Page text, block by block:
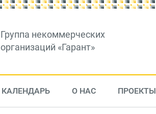
Группа некоммерческих
организаций «Гарант»
КАЛЕНДАРЬ О НАС ПРОЕКТЫ